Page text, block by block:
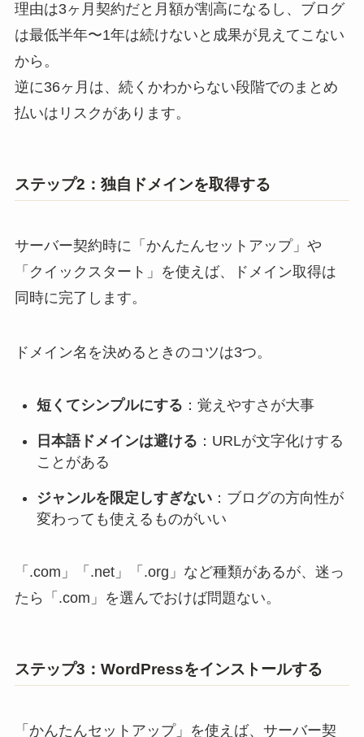
理由は3ヶ月契約だと月額が割高になるし、ブログ
は最低半年〜1年は続けないと成果が見えてこない
から。
逆に36ヶ月は、続くかわからない段階でのまとめ
払いはリスクがあります。
ステップ2：独自ドメインを取得する
サーバー契約時に「かんたんセットアップ」や
「クイックスタート」を使えば、ドメイン取得は
同時に完了します。
ドメイン名を決めるときのコツは3つ。
短くてシンプルにする ：覚えやすさが大事
日本語ドメインは避ける ：URLが文字化けする
ことがある
ジャンルを限定しすぎない：ブログの方向性が
変わっても使えるものがいい
「.com」「.net」「.org」など種類があるが、迷っ
たら「.com」を選んでおけば問題ない。
ステップ3：WordPressをインストールする
「かんたんセットアップ」を使えば、サーバー契